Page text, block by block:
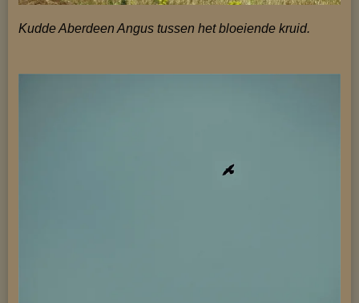
Kudde Aberdeen Angus tussen het bloeiende kruid.